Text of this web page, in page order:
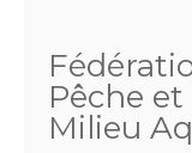
Pêche
Milieu